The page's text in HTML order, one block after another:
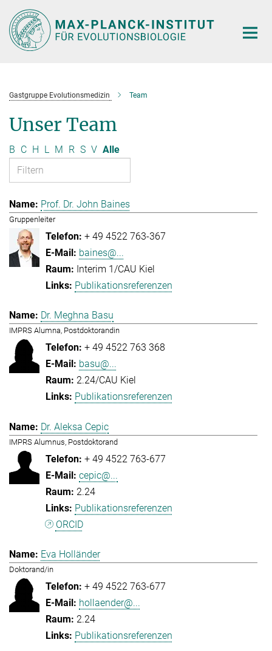
Hauptinhalt
Gastgruppe Evolutionsmedizin Team
Unser Team
B C H L M R S V Alle
Prof. Dr. John Baines
Gruppenleiter
+ 49 4522 763-367
baines@...
Interim 1/CAU Kiel
Publikationsreferenzen
Dr. Meghna Basu
IMPRS Alumna, Postdoktorandin
+ 49 4522 763 368
basu@...
2.24/CAU Kiel
Publikationsreferenzen
Dr. Aleksa Cepic
IMPRS Alumnus, Postdoktorand
+ 49 4522 763-677
cepic@...
2.24
Publikationsreferenzen
ORCID
Eva Holländer
Doktorand/in
+ 49 4522 763-677
hollaender@...
2.24
Publikationsreferenzen